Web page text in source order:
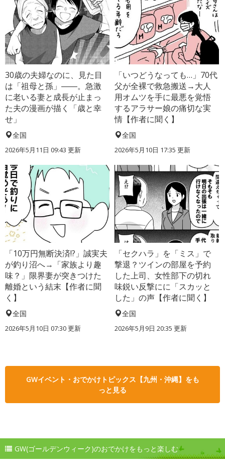
30歳の夫婦なのに、見た目
は「祖母と孫」――。急激
に老いる妻と成長が止まっ
た夫の漫画が描く「歳と幸
せ」
全国
2026年5月11日 09:43 更新
「いつどうなっても…」70代
父が全裸で救急搬送→大人
用オムツを手に最悪を覚悟
するアラサー娘の痛切な実
情【作者に聞く】
全国
2026年5月10日 17:35 更新
「10万円無断決済!?」誠実夫
が釣り沼へ→「家族より趣
味？」限界妻が突きつけた
離婚という結末【作者に聞
く】
全国
2026年5月10日 07:30 更新
「セクハラ」を「ミス」で
撃退？ツインの部屋を予約
した上司、女性部下の切れ
味鋭い反撃にに「スカッと
した」の声【作者に聞く】
全国
2026年5月9日 20:35 更新
GWイベント・おでかけトピックス【九州・沖縄】をも
っと見る
GW(ゴールデンウィーク)のおでかけをもっと楽しむ